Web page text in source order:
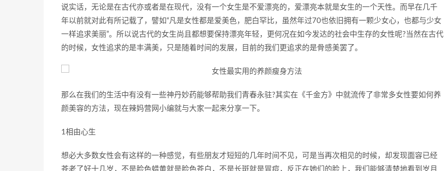
说实话，无论是在古代亦或者是在现代，没有一个女生是不爱漂亮的，爱漂亮本就是女生的一个天性。而早在几千
年以前就对此有所记载了，譬如“凡是女性都是爱美色，肥白罕比，虽然年过70也依旧拥有一颗少女心，也都与少女
一样追求美丽”。所以说古代的女生尚且都想要保持漂亮年轻，更何况在如今发达的社会中生存的女性呢?当然在古代
的时候，女性追求的是丰满美，只是随着时间的发展，目前的我们更追求的是骨感美罢了。
那么在我们的生活中有没有一些神丹妙药能够帮助我们青春永驻?其实在《千金方》中就流传了非常多女性要如何养
颜美容的方法，现在辣妈营网小编就与大家一起来分享一下。
1相由心生
想必大多数女性会有这样的一种感觉，有些朋友才短短的几年时间不见，可是当再次相见的时候，却发现面容已经
苍老了好十几岁，不是脸色蜡黄就是脸色苍白，不是长斑就是冒痘，反正在她们的脸上，我们能够清楚地看到岁月